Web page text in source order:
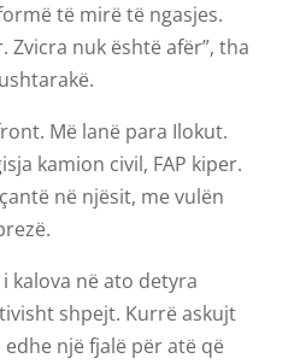
të mirë të ngasjes.
Zvicra nuk është afër”, tha
Më lanë para Ilokut.
kamion civil, FAP kiper.
në njësit, me vulën
kalova në ato detyra
shpejt. Kurrë askujt
një fjalë për atë që